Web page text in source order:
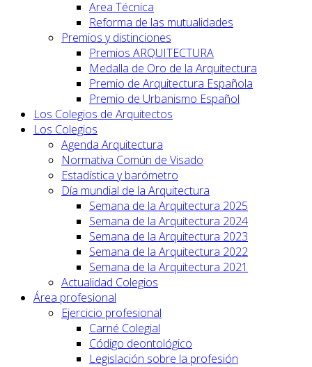
Area Técnica
Reforma de las mutualidades
Premios y distinciones
Premios ARQUITECTURA
Medalla de Oro de la Arquitectura
Premio de Arquitectura Española
Premio de Urbanismo Español
Los Colegios de Arquitectos
Los Colegios
Agenda Arquitectura
Normativa Común de Visado
Estadística y barómetro
Día mundial de la Arquitectura
Semana de la Arquitectura 2025
Semana de la Arquitectura 2024
Semana de la Arquitectura 2023
Semana de la Arquitectura 2022
Semana de la Arquitectura 2021
Actualidad Colegios
Área profesional
Ejercicio profesional
Carné Colegial
Código deontológico
Legislación sobre la profesión